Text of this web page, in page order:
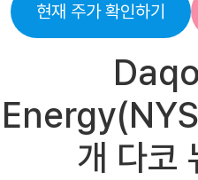
현재 주가 확인하기
개 다코